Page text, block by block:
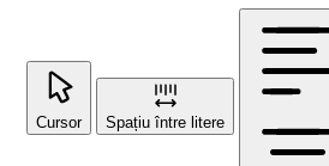
Cursor Spațiu între litere